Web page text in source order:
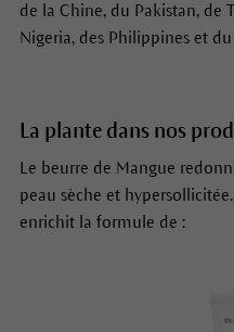
de la Chine, du Pakistan, de
Nigeria, des Philippines et du
La plante dans nos
Le beurre de Mangue
peau sèche et
enrichit la formule de :